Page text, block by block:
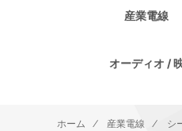
産業電線
オーディオ /
ホーム 産業電線 シ